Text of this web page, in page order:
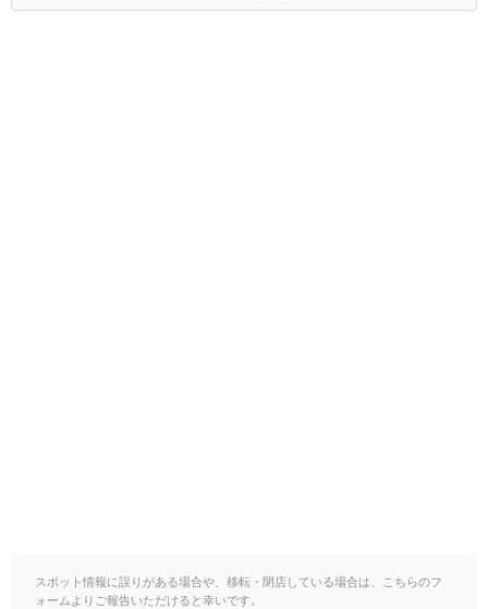
スポット情報に誤りがある場合や、移転・閉店している場合は、こちらのフ
ォームよりご報告いただけると幸いです。